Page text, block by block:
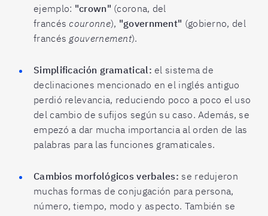
ejemplo: "crown" (corona, del
francés couronne), "government" (gobierno, del
francés gouvernement).
Simplificación gramatical: el sistema de
declinaciones mencionado en el inglés antiguo
perdió relevancia, reduciendo poco a poco el uso
del cambio de sufijos según su caso. Además, se
empezó a dar mucha importancia al orden de las
palabras para las funciones gramaticales.
Cambios morfológicos verbales: se redujeron
muchas formas de conjugación para persona,
número, tiempo, modo y aspecto. También se